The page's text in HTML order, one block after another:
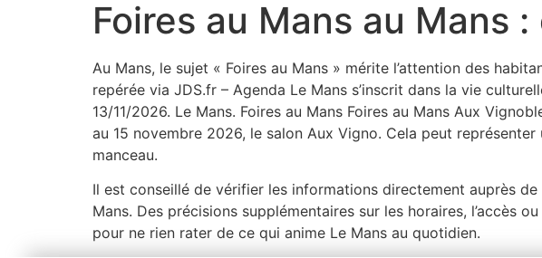
Foires au Mans au Mans
Au Mans, le sujet « Foires au Mans » mérite l’attention des
repérée via JDS.fr – Agenda Le Mans s’inscrit dans la vie
13/11/2026. Le Mans. Foires au Mans Foires au Mans Aux
au 15 novembre 2026, le salon Aux Vigno. Cela peut
manceau.
Il est conseillé de vérifier les informations directement auprès
Mans. Des précisions supplémentaires sur les horaires, l’accès
pour ne rien rater de ce qui anime Le Mans au quotidien.